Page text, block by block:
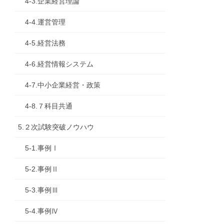
4-4.運営管理
4-5.経営法務
4-6.経営情報システム
4-7.中小企業経営・政策
4-8.７科目共通
5.２次試験突破ノウハウ
5-1.事例Ⅰ
5-2.事例Ⅱ
5-3.事例Ⅲ
5-4.事例Ⅳ